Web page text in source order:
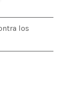
los